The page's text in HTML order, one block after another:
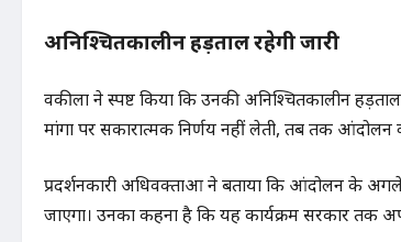
अनिश्चितकालीन हड़ताल रहेगी जारी
वकीलों ने स्पष्ट किया कि उनकी अनिश्चितकालीन
मांगों पर सकारात्मक निर्णय नहीं लेती, तब तक आंदोलन
प्रदर्शनकारी अधिवक्ताओं ने बताया कि आंदोलन के
जाएगा। उनका कहना है कि यह कार्यक्रम सरकार तक